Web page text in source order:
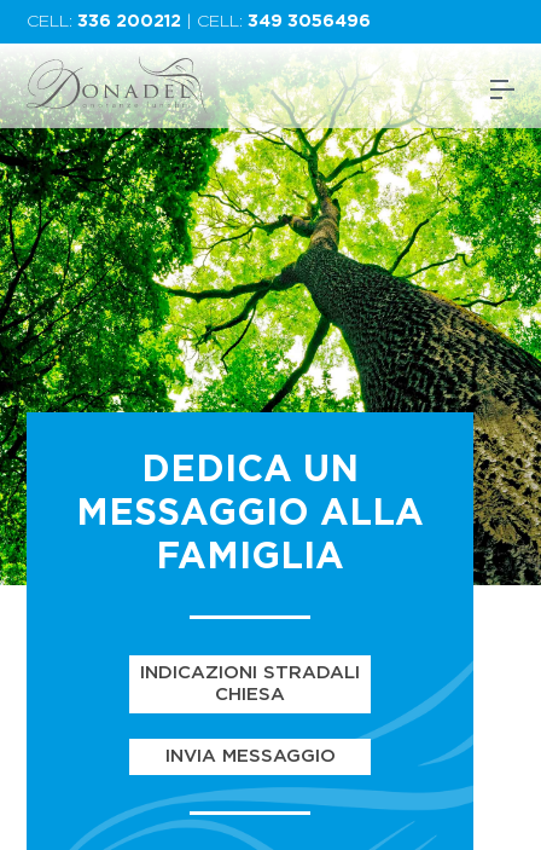
CELL:336 200212 | CELL:349 3056496
DEDICA UN
MESSAGGIO ALLA
FAMIGLIA
INDICAZIONI STRADALI
CHIESA
INVIA MESSAGGIO